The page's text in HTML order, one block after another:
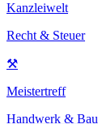
Kanzleiwelt
Recht & Steuer
⚒
Meistertreff
Handwerk & Bau